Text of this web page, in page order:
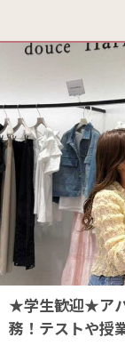
★学生歓迎★ア
務！テストや授